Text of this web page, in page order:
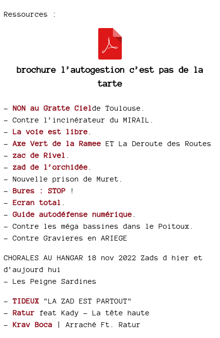
Ressources :
brochure l’autogestion c’est pas de la
tarte
– NON au Gratte Cielde Toulouse.
– Contre l’incinérateur du MIRAIL.
– La voie est libre
– Axe Vert de la Ramee ET La Deroute des Routes
– zac de Rivel
– zad de l’orchidée
– Nouvelle prison de Muret.
– Bures : STOP !
– Ecran total
– Guide autodéfense numérique
– Contre les méga bassines dans le Poitoux.
– Contre Gravieres en ARIEGE
CHORALES AU HANGAR 18 nov 2022 Zads d hier et
d’aujourd hui
– Les Peigne Sardines
– TIDEUX "LA ZAD EST PARTOUT"
– Ratur feat Kady - La tête haute
– Krav Boca | Arraché Ft. Ratur